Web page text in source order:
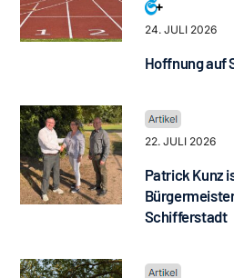
24. JULI 2026
Hoffnung auf
22. JULI 2026
Patrick Kunz
Schifferstadt